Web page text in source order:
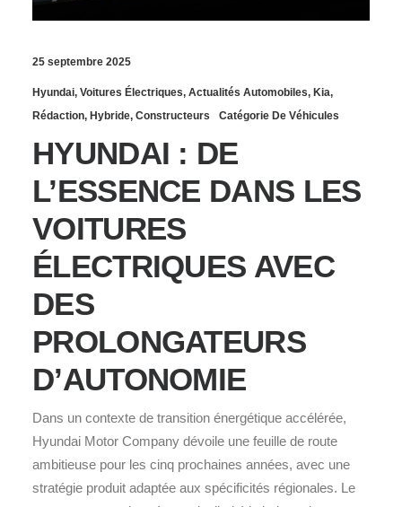
25 septembre 2025
Hyundai, Voitures Électriques, Actualités Automobiles, Kia,
Rédaction, Hybride, Constructeurs Catégorie De Véhicules
HYUNDAI : DE
L’ESSENCE DANS LES
VOITURES
ÉLECTRIQUES AVEC
DES
PROLONGATEURS
D’AUTONOMIE
Dans un contexte de transition énergétique accélérée,
Hyundai Motor Company dévoile une feuille de route
ambitieuse pour les cinq prochaines années, avec une
stratégie produit adaptée aux spécificités régionales. Le